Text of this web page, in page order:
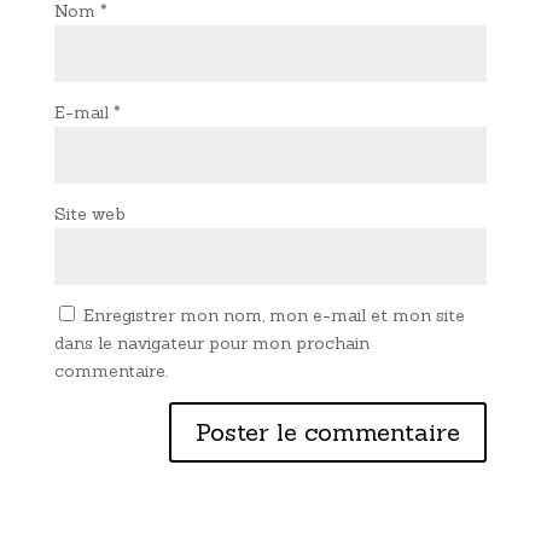
Nom *
E-mail *
Site web
Enregistrer mon nom, mon e-mail et mon site
dans le navigateur pour mon prochain
commentaire.